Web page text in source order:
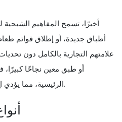
أخيرًا، تسمح المفاهيم الشبحية
أطباق جديدة، أو إطلاق قوائم
علامتهم التجارية بالكامل دون
أو طبق معين نجاحًا
الرئيسية، مما يؤدي إلى زيادة المبيعات ورضا العملاء.